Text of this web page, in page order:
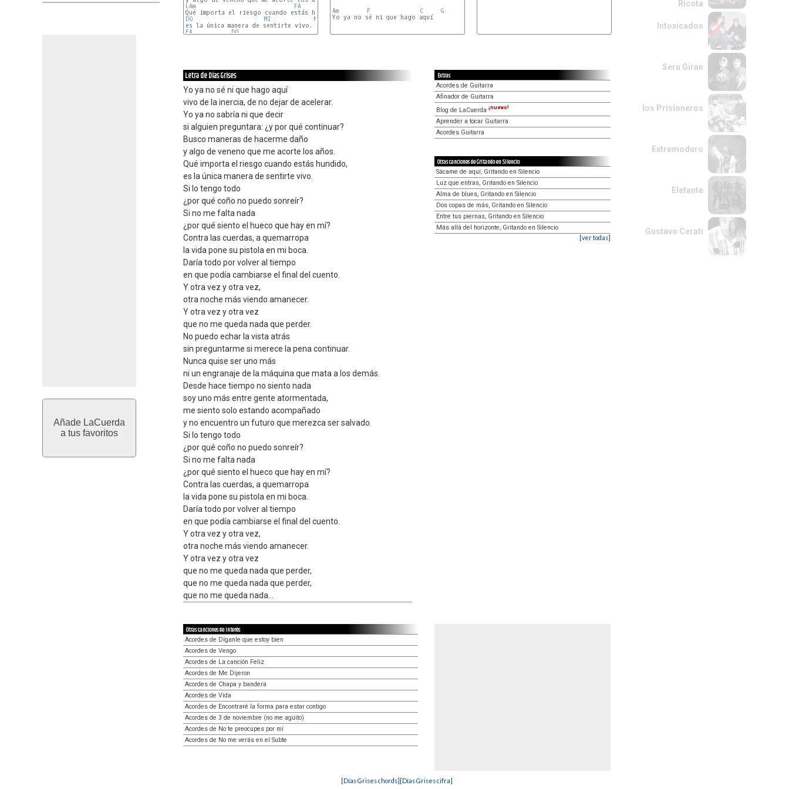
Añade LaCuerda
a tus favoritos
LAm
FA
DO
MI
MI
FA
DO
Am F C
G
Letra de Días Grises
Yo ya no sé ni que hago aquí
vivo de la inercia, de no dejar de acelerar.
Yo ya no sabría ni que decir
si alguien preguntara: ¿y por qué continuar?
Busco maneras de hacerme daño
y algo de veneno que me acorte los años.
Qué importa el riesgo cuando estás hundido,
es la única manera de sentirte vivo.
Si lo tengo todo
¿por qué coño no puedo sonreír?
Si no me falta nada
¿por qué siento el hueco que hay en mí?
Contra las cuerdas, a quemarropa
la vida pone su pistola en mi boca.
Daría todo por volver al tiempo
en que podía cambiarse el final del cuento.
Y otra vez y otra vez,
otra noche más viendo amanecer.
Y otra vez y otra vez
que no me queda nada que perder.
No puedo echar la vista atrás
sin preguntarme si merece la pena continuar.
Nunca quise ser uno más
ni un engranaje de la máquina que mata a los demás.
Desde hace tiempo no siento nada
soy uno más entre gente atormentada,
me siento solo estando acompañado
y no encuentro un futuro que merezca ser salvado.
Si lo tengo todo
¿por qué coño no puedo sonreír?
Si no me falta nada
¿por qué siento el hueco que hay en mí?
Contra las cuerdas, a quemarropa
la vida pone su pistola en mi boca.
Daría todo por volver al tiempo
en que podía cambiarse el final del cuento.
Y otra vez y otra vez,
otra noche más viendo amanecer.
Y otra vez y otra vez
que no me queda nada que perder,
que no me queda nada que perder,
que no me queda nada...
Extras
Acordes de Guitarra
Afinador de Guitarra
Blog de LaCuerda ¡nuevo!
Aprender a tocar Guitarra
Acordes Guitarra
Otras canciones de Gritando en Silencio
Sácame de aquí, Gritando en Silencio
Luz que entras, Gritando en Silencio
Alma de blues, Gritando en Silencio
Dos copas de más, Gritando en Silencio
Entre tus piernas, Gritando en Silencio
Más allá del horizonte, Gritando en Silencio
[ver todas]
Otras canciones de interés
Acordes de Díganle que estoy bien
Acordes de Vengo
Acordes de La canción Feliz
Acordes de Me Dijeron
Acordes de Chapa y bandera
Acordes de Vida
Acordes de Encontraré la forma para estar contigo
Acordes de 3 de noviembre (no me agüito)
Acordes de No te preocupes por mí
Acordes de No me verás en el Subte
[Días Grises chords][Días Grises cifra]
Ricota
Intoxicados
Seru Giran
los Prisioneros
Extremoduro
Elefante
Gustavo Cerati